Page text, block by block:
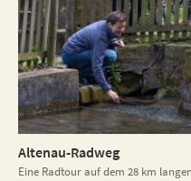
Altenau-Radweg
Eine Radtour auf dem 28 km